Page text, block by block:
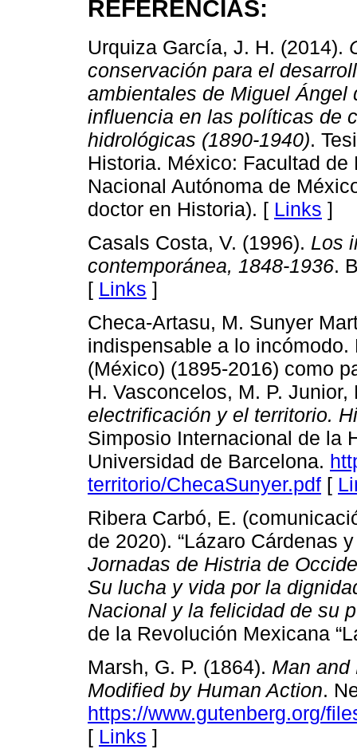
REFERENCIAS:
Urquiza García, J. H. (2014).
conservación para el
ambientales de Miguel Ángel
influencia en las políticas de
hidrológicas (1890-1940).
Historia. México: Facultad
Nacional Autónoma de
doctor en Historia). [ Links ]
Casals Costa, V. (1996). Los
contemporánea, 1848-1936.
[ Links ]
Checa-Artasu, M. Sunyer
indispensable a lo
(México) (1895-2016) como
H. Vasconcelos, M. P.
electrificación y el territorio.
Simposio Internacional de la
Universidad de Barcelona.
territorio/ChecaSunyer.pdf [
Ribera Carbó, E.
de 2020). “Lázaro Cárdenas
Jornadas de Histria de
Su lucha y vida por la
Nacional y la felicidad de su
de la Revolución Mexicana
Marsh, G. P. (1864). Man and
Modified by Human Action.
https://www.gutenberg.org/
[ Links ]